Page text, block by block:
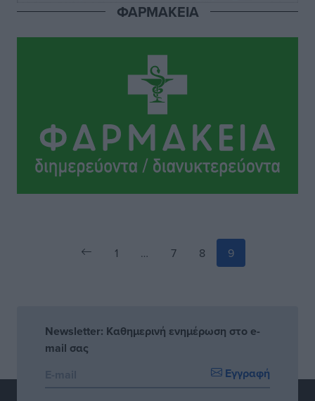
Χειρουργικές ομάδες στην Κάλυμνο: Το νέο μοντέλο
Οι χειροπέδες στην Πάρο έδεσαν τα χέρια όλης της
ΦΑΡΜΑΚΕΙΑ
1 … 7 8 9
Newsletter: Καθημερινή ενημέρωση στο e-
mail σας
Εγγραφή